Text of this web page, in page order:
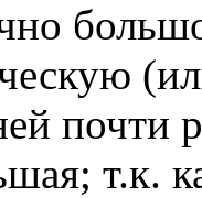
почти
т.к.